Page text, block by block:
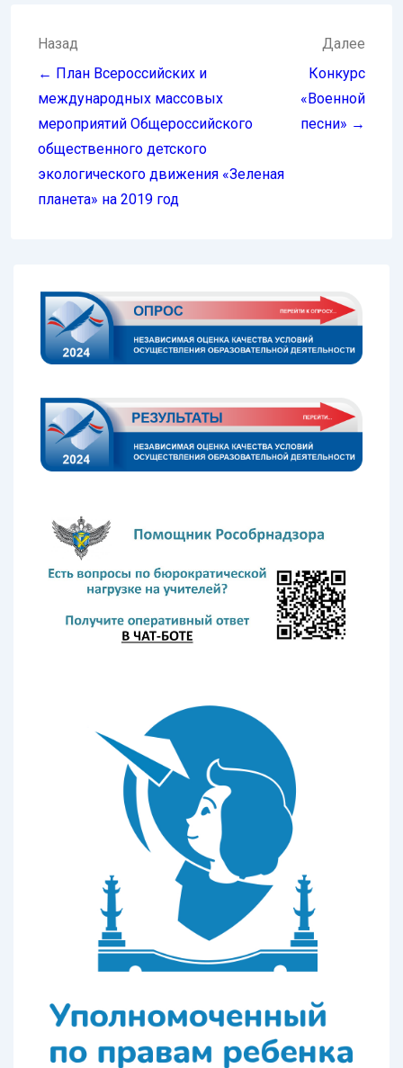
Навигация
по
записям
Назад
← План Всероссийских и
международных массовых
мероприятий Общероссийского
общественного детского
экологического движения «Зеленая
планета» на 2019 год
Далее
Конкурс
«Военной
песни» →